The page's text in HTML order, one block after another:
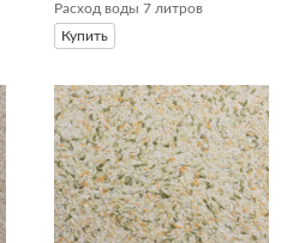
Расход воды 7 литров
Купить